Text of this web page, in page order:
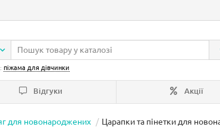
піжама для дівчинки
Відгуки Акції
для новонароджених Царапки та пінетки для